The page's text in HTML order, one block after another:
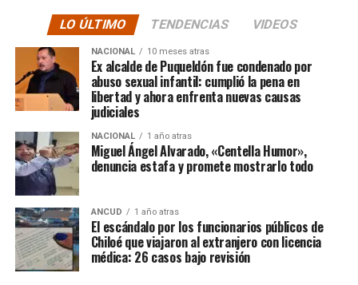
sino que se superó con creces. De hecho, el último
cómputo dado a conocer reveló la suma total de
$3.689.545.200.
Según Camila Gómez, el excedente de casi $200
millones sería destinadopara los costos médicos
asociados al suministro del Elevidys «porque los 3.500
millonessolo incluye el frasco del fármaco y no los
otros gastos relacionados con los tres meses del
tratamiento
«, indicó a Meganonoticias.cl
Pero, volviendo al principio, damos curso a una solicitud
imposible de especificar con exactitud pero que un
simple chequeo de los ánimos de la gente, se puede ver
como un anhelo mayúsculo el hecho de que esos casi
LO ÚLTIMO TENDENCIAS VIDEOS
NACIONAL 10 meses atras
Ex alcalde de Puqueldón fue condenado por
abuso sexual infantil: cumplió la pena en
libertad y ahora enfrenta nuevas causas
judiciales
NACIONAL 1 año atras
Miguel Ángel Alvarado, «Centella Humor»,
denuncia estafa y promete mostrarlo todo
ANCUD 1 año atras
El escándalo por los funcionarios públicos de
Chiloé que viajaron al extranjero con licencia
médica: 26 casos bajo revisión